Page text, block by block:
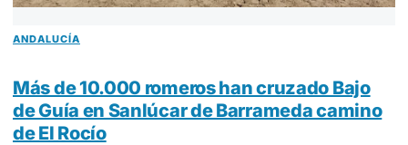
ANDALUCÍA
Más de 10.000 romeros han cruzado Bajo
de Guía en Sanlúcar de Barrameda camino
de El Rocío